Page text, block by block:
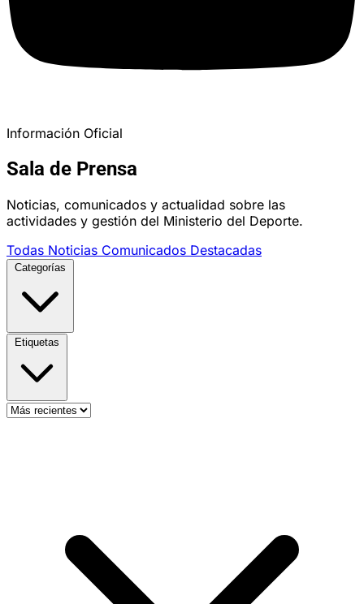
Información Oficial
Sala de Prensa
Noticias, comunicados y actualidad sobre las
actividades y gestión del Ministerio del Deporte.
Todas Noticias Comunicados Destacadas
Categorías
Etiquetas